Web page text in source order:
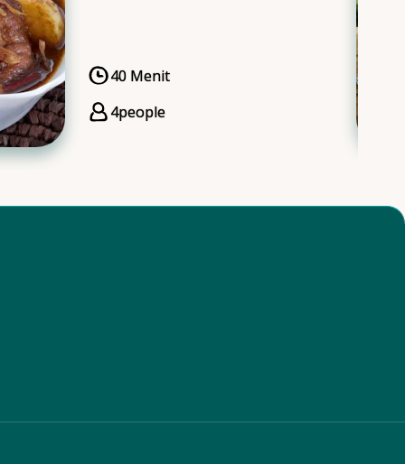
CookingTime
40 Menit
Servings
4people